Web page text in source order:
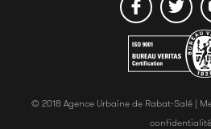
© 2018 Agence Urbaine de Rabat-Salé |
confidentialité